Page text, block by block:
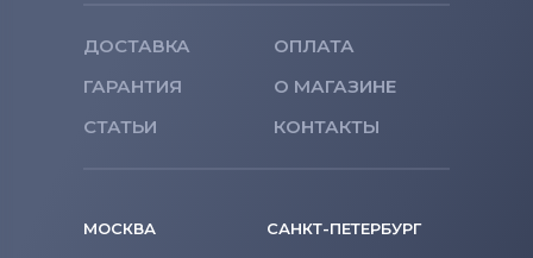
ДОСТАВКА
ОПЛАТА
ГАРАНТИЯ
О МАГАЗИНЕ
СТАТЬИ
КОНТАКТЫ
МОСКВА САНКТ-ПЕТЕРБУРГ